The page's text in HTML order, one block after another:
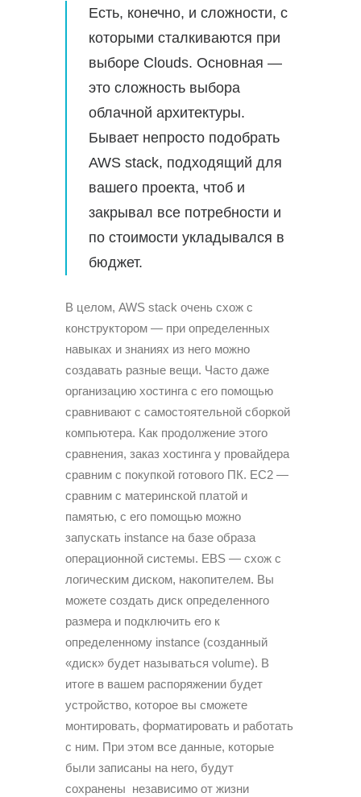
Есть, конечно, и сложности, с
которыми сталкиваются при
выборе Clouds. Основная —
это сложность выбора
облачной архитектуры.
Бывает непросто подобрать
AWS stack, подходящий для
вашего проекта, чтоб и
закрывал все потребности и
по стоимости укладывался в
бюджет.
В целом, AWS stack очень схож с
конструктором — при определенных
навыках и знаниях из него можно
создавать разные вещи. Часто даже
организацию хостинга с его помощью
сравнивают с самостоятельной сборкой
компьютера. Как продолжение этого
сравнения, заказ хостинга у провайдера
сравним с покупкой готового ПК. EC2 —
сравним с материнской платой и
памятью, с его помощью можно
запускать instance на базе образа
операционной системы. EBS — схож с
логическим диском, накопителем. Вы
можете создать диск определенного
размера и подключить его к
определенному instance (созданный
«диск» будет называться volume). В
итоге в вашем распоряжении будет
устройство, которое вы сможете
монтировать, форматировать и работать
с ним. При этом все данные, которые
были записаны на него, будут
сохранены независимо от жизни